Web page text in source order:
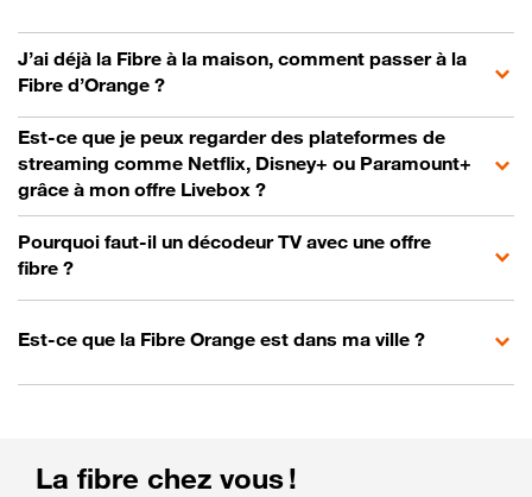
J’ai déjà la Fibre à la maison, comment passer à la
Fibre d’Orange ?
Est-ce que je peux regarder des plateformes de
streaming comme Netflix, Disney+ ou Paramount+
grâce à mon offre Livebox ?
Pourquoi faut-il un décodeur TV avec une offre
fibre ?
Est-ce que la Fibre Orange est dans ma ville ?
La fibre chez vous !